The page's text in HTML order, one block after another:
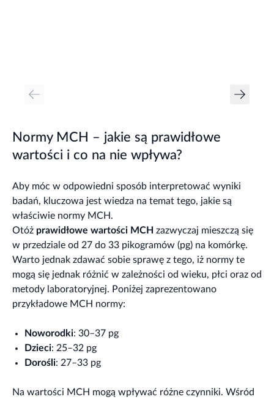
Normy MCH – jakie są prawidłowe
wartości i co na nie wpływa?
Aby móc w odpowiedni sposób interpretować wyniki
badań, kluczowa jest wiedza na temat tego, jakie są
właściwie normy MCH.
Otóż prawidłowe wartości MCH zazwyczaj mieszczą się
w przedziale od 27 do 33 pikogramów (pg) na komórkę.
Warto jednak zdawać sobie sprawę z tego, iż normy te
mogą się jednak różnić w zależności od wieku, płci oraz od
metody laboratoryjnej. Poniżej zaprezentowano
przykładowe MCH normy:
Noworodki: 30–37 pg
Dzieci: 25–32 pg
Dorośli: 27–33 pg
Na wartości MCH mogą wpływać różne czynniki. Wśród